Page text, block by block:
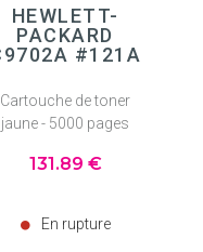
HEWLETT-
PACKARD
#121A
Cartouche de toner
jaune - 5000 pages
131.89 €
En rupture